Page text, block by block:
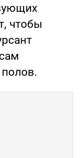
чтобы